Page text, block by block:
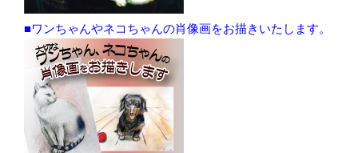
■ワンちゃんやネコちゃんの肖像画をお描きいたします。